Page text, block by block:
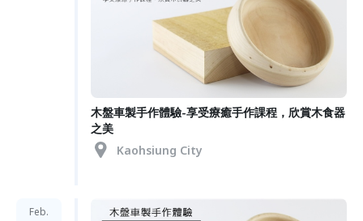
木盤車製手作體驗-享受療癒手作課程，欣賞木食器
之美
Kaohsiung City
Feb.